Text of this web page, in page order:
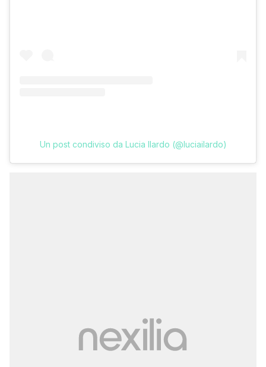
Un post condiviso da Lucia Ilardo (@luciailardo)